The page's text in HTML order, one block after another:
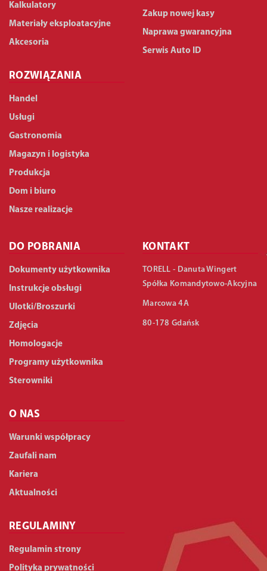
Kalkulatory
Materiały eksploatacyjne
Akcesoria
ROZWIĄZANIA
Handel
Usługi
Gastronomia
Magazyn i logistyka
Produkcja
Dom i biuro
Nasze realizacje
Zakup nowej kasy
Naprawa gwarancyjna
Serwis Auto ID
DO POBRANIA
Dokumenty użytkownika
Instrukcje obsługi
Ulotki/Broszurki
Zdjęcia
Homologacje
Programy użytkownika
Sterowniki
O NAS
Warunki współpracy
Zaufali nam
Kariera
Aktualności
REGULAMINY
Regulamin strony
Polityka prywatności
KONTAKT
TORELL - Danuta Wingert
Spółka Komandytowo-Akcyjna
Marcowa 4A
80-178 Gdańsk